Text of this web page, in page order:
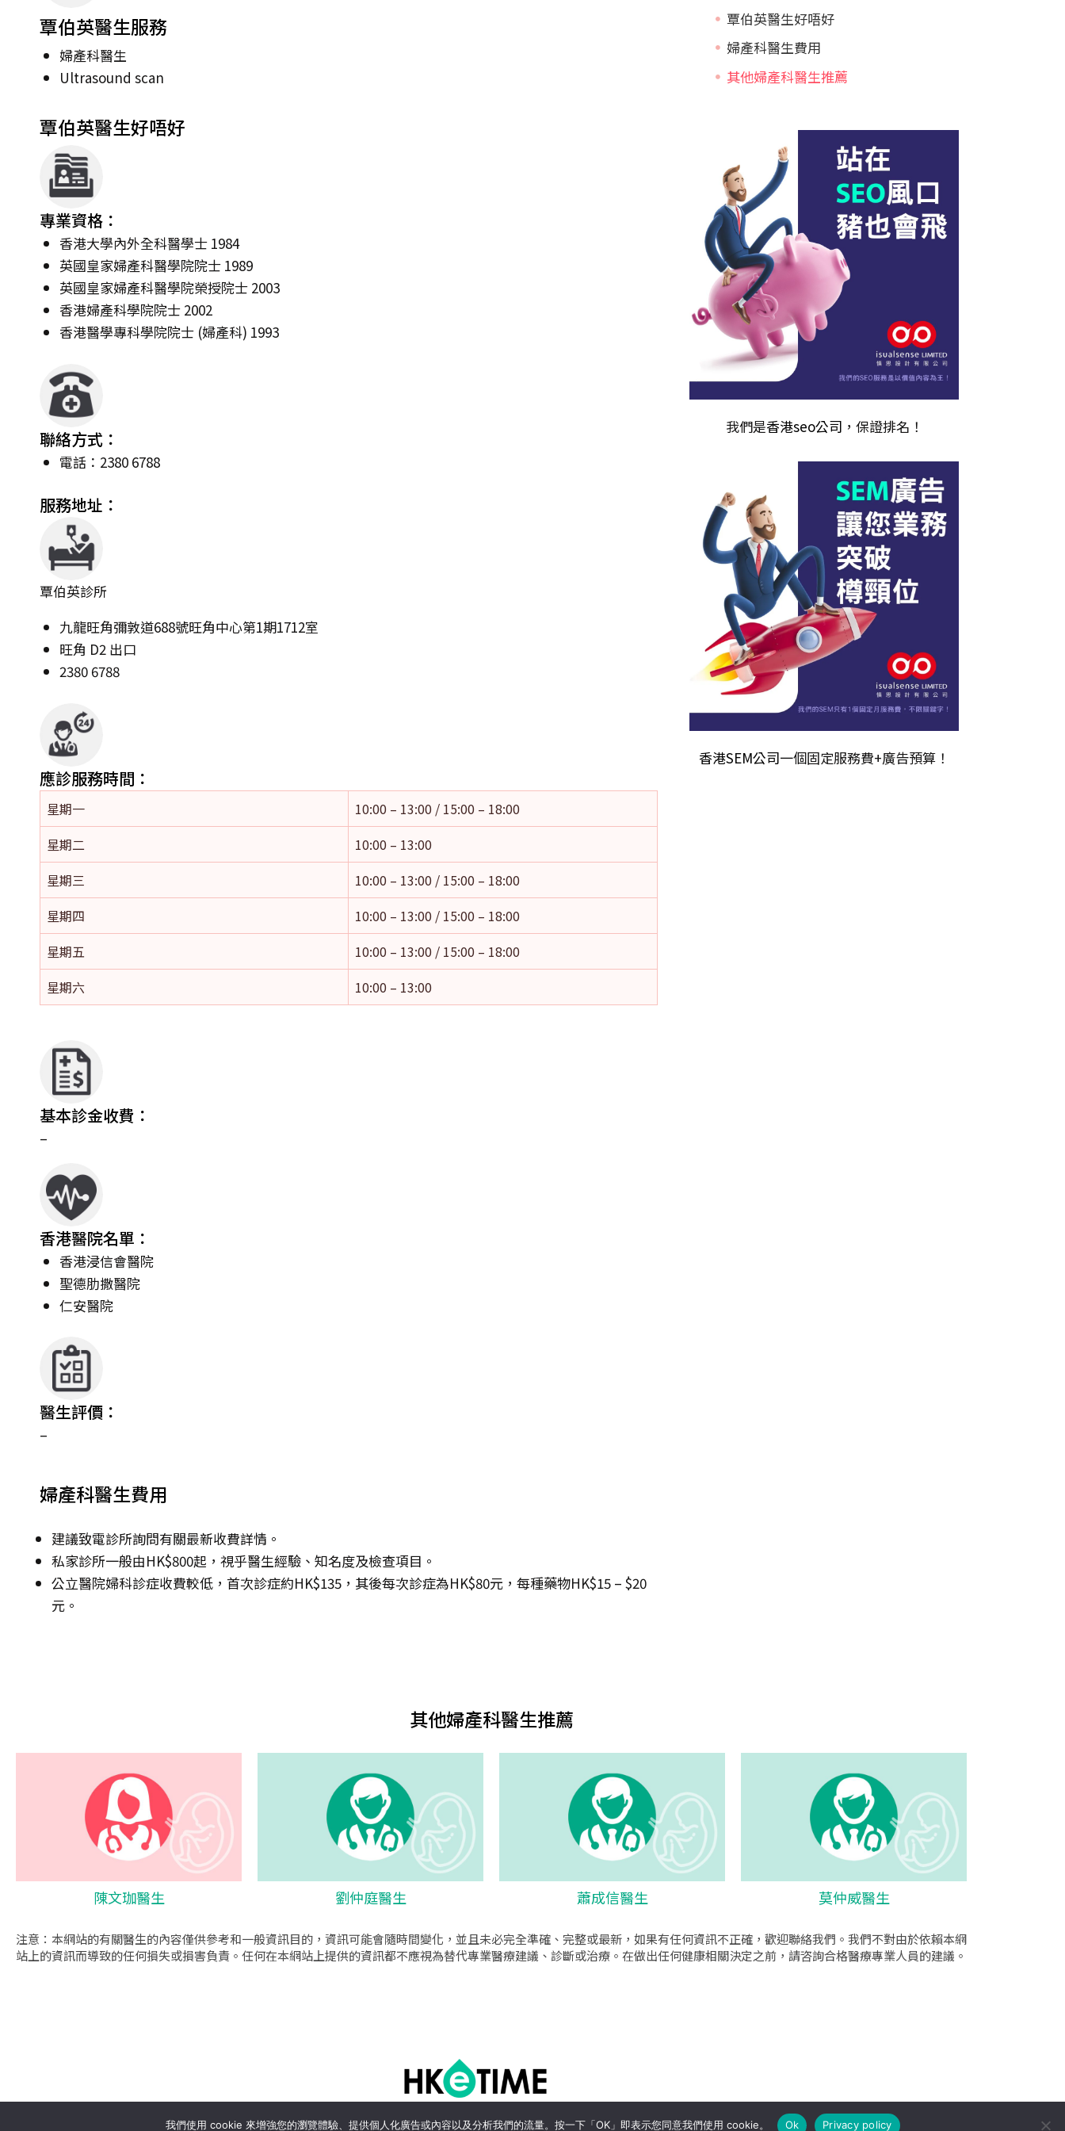
覃伯英醫生服務
婦產科醫生
Ultrasound scan
覃伯英醫生好唔好
專業資格：
香港大學內外全科醫學士 1984
英國皇家婦產科醫學院院士 1989
英國皇家婦產科醫學院榮授院士 2003
香港婦產科學院院士 2002
香港醫學專科學院院士 (婦產科) 1993
聯絡方式：
電話：2380 6788
服務地址：
覃伯英診所
九龍旺角彌敦道688號旺角中心第1期1712室
旺角 D2 出口
2380 6788
應診服務時間：
星期一
10:00 – 13:00 / 15:00 – 18:00
星期二
10:00 – 13:00
星期三
10:00 – 13:00 / 15:00 – 18:00
星期四
10:00 – 13:00 / 15:00 – 18:00
星期五
10:00 – 13:00 / 15:00 – 18:00
星期六
10:00 – 13:00
基本診金收費：
–
香港醫院名單：
香港浸信會醫院
聖德肋撒醫院
仁安醫院
醫生評價：
–
婦產科醫生費用
建議致電診所詢問有關最新收費詳情。
私家診所一般由HK$800起，視乎醫生經驗、知名度及檢查項目。
公立醫院婦科診症收費較低，首次診症約HK$135，其後每次診症為HK$80元，每種藥物HK$15 – $20
元。
覃伯英醫生好唔好
婦產科醫生費用
其他婦產科醫生推薦
我們是香港seo公司 ，保證排名！
香港SEM公司一個固定服務費+廣告預算！
其他婦產科醫生推薦
陳文珈醫生 劉仲庭醫生 蕭成信醫生 莫仲威醫生
注意：本網站的有關醫生的內容僅供參考和一般資訊目的，資訊可能會隨時間變化，並且未必完全準確、完整或最新，如果有任何資訊不正確，歡迎聯絡我們。我們不對由於依賴本網
站上的資訊而導致的任何損失或損害負責。任何在本網站上提供的資訊都不應視為替代專業醫療建議、診斷或治療。在做出任何健康相關決定之前，請咨詢合格醫療專業人員的建議。
關於 隱私政策 使用條款
sem公司 |網頁設計| 網頁設計公司
我們使用 cookie 來增強您的瀏覽體驗、提供個人化廣告或內容以及分析我們的流量。按一下「OK」即表示您同意我們使用 cookie。 Ok Privacy policy